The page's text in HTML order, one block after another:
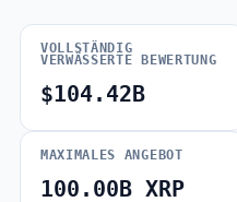
VOLLSTÄNDIG
VERWÄSSERTE BEWERTUNG
$104.42B
MAXIMALES ANGEBOT
100.00B XRP